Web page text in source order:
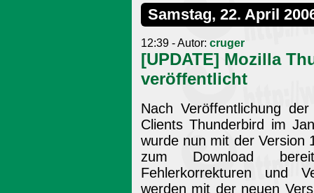
Samstag, 22. April
12:39 - Autor: cruger
[UPDATE] Mozilla
veröffentlicht
Nach Veröffentlichung
Clients Thunderbird im
wurde nun mit der Version
zum Download
Fehlerkorrekturen und
werden mit der neuen